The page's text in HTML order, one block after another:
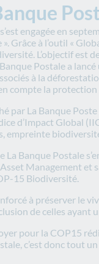
engagée en
Grâce à l’outil «
L’objectif est
Postale a
à la
compte la
par La Banque
d’Impact Global
empreinte
La Banque Postale
Management et
15 Biodiversité.
à préserver le
de celles
pour la COP15
c’est donc tout